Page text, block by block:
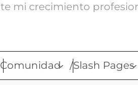
mi crecimiento
Comunidad /Slash Pages